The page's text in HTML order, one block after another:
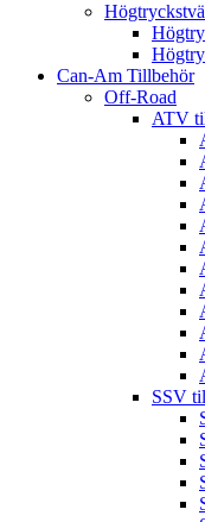
Can-Am Tillbehör
Off-Road
ATV
SSV